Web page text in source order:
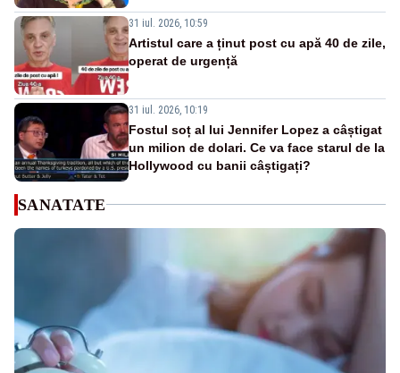
31 iul. 2026, 10:59
Artistul care a ținut post cu apă 40 de zile,
operat de urgență
31 iul. 2026, 10:19
Fostul soț al lui Jennifer Lopez a câștigat
un milion de dolari. Ce va face starul de la
Hollywood cu banii câștigați?
SANATATE